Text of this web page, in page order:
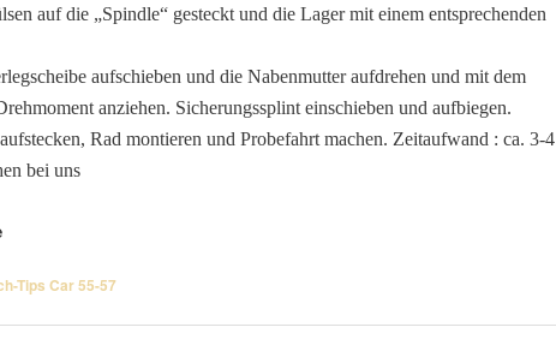
auf die „Spindle“ gesteckt und die Lager mit einem entsprechenden
aufschieben und die Nabenmutter aufdrehen und mit dem
anziehen. Sicherungssplint einschieben und aufbiegen.
Rad montieren und Probefahrt machen. Zeitaufwand : ca. 3-4
bei uns
Tips Car 55-57